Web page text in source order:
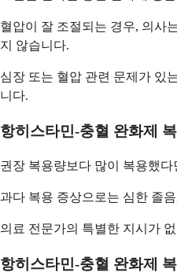
혈압이 잘 조절되는 경우, 의사
지 않습니다.
심장 또는 혈압 관련 문제가 있
니다.
항히스타민-충혈 완화제
권장 복용량보다 많이 복용했
과다 복용 증상으로는 심한 졸
의료 전문가의 특별한 지시가
항히스타민-충혈 완화제